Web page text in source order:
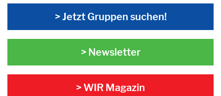
> Jetzt Gruppen suchen!
> Newsletter
> WIR Magazin